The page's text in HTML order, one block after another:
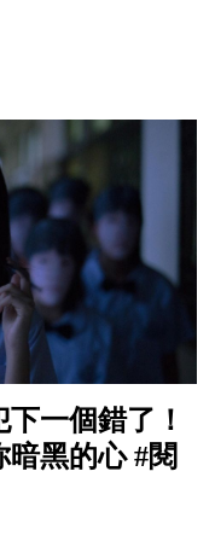
一個錯了！
暗黑的心 #閱